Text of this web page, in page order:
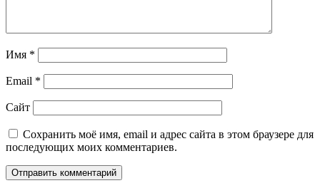
Имя *
Email *
Сайт
Сохранить моё имя, email и адрес сайта в этом браузере для
последующих моих комментариев.